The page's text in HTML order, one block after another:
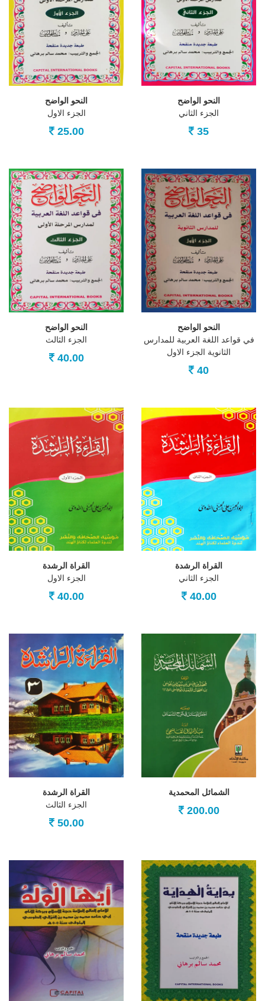
النحو الواضح
الجزء الاول
25.00
النحو الواضح
الجزء الثاني
35
النحو الواضح
الجزء الثالث
40.00
النحو الواضح
في قواعد اللغة العربية للمدارس
الثانوية الجزء الاول
40
القراة الرشدة
الجزء الاول
40.00
القراة الرشدة
الجزء الثاني
40.00
القراة الرشدة
الجزء الثالث
50.00
الشمائل المحمدية
200.00